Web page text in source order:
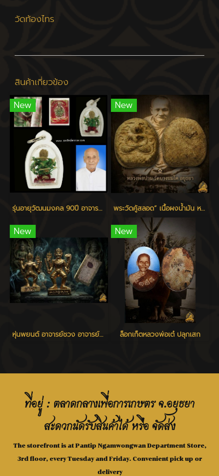
วัดท้องไทร
สินค้าเกี่ยวข้อง
New
รุ่นอายุวัฒนมงคล 90ปี อาจารย์แหล่ม แจ้งเจริญ
New
พระวัดคู้สลอด” เนื้อผงน้ำมัน หลวงพ่อปาน วัดบางนมโค ปลุกเสก
New
หุ่นพยนต์ อาจารย์ชวง อาจารย์ปี่ แจ้งเจริญ เสก
New
ล็อกเก็ตหลวงพ่อเต๋ ปลุกเสก
ที่อยู่ : ตลาดกลางเพื่อการเกษตร จ.อยุธยา
สะดวกนัดรับสินค้าได้ หรือ จัดส่ง
The storefront is at Pantip Ngamwongwan Department Store,
3rd floor, every Tuesday and Friday. Convenient pick up or
delivery